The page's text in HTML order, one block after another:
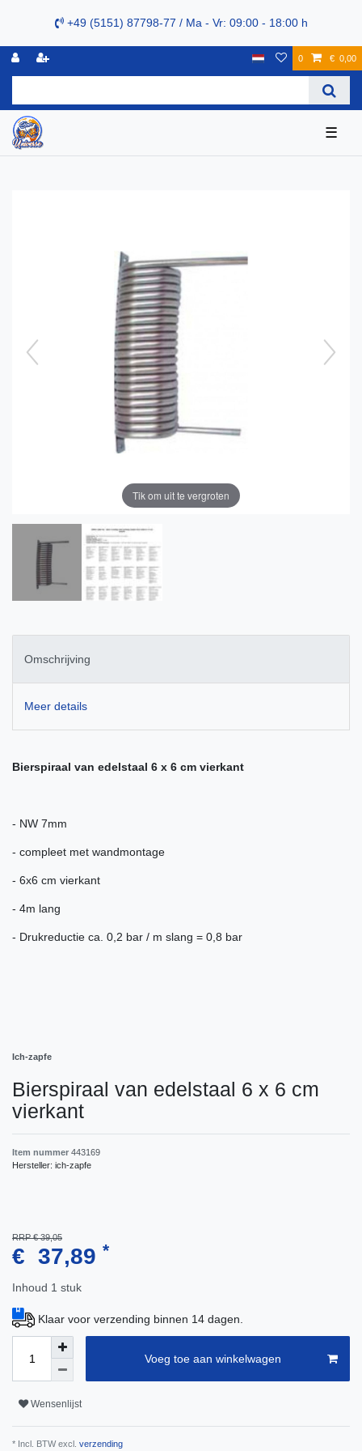
+49 (5151) 87798-77 / Ma - Vr: 09:00 - 18:00 h
0 € 0,00
☰
Tik om uit te vergroten
Omschrijving
Meer details
Bierspiraal van edelstaal 6 x 6 cm vierkant
- NW 7mm
- compleet met wandmontage
- 6x6 cm vierkant
- 4m lang
- Drukreductie ca. 0,2 bar / m slang = 0,8 bar
Ich-zapfe
Bierspiraal van edelstaal 6 x 6 cm
vierkant
Item nummer 443169
Hersteller: ich-zapfe
RRP € 39,05
€ 37,89 *
Inhoud 1 stuk
Klaar voor verzending binnen 14 dagen.
Voeg toe aan winkelwagen
Wensenlijst
* Incl. BTW excl. verzending